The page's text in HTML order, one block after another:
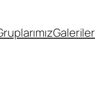
Galeriler